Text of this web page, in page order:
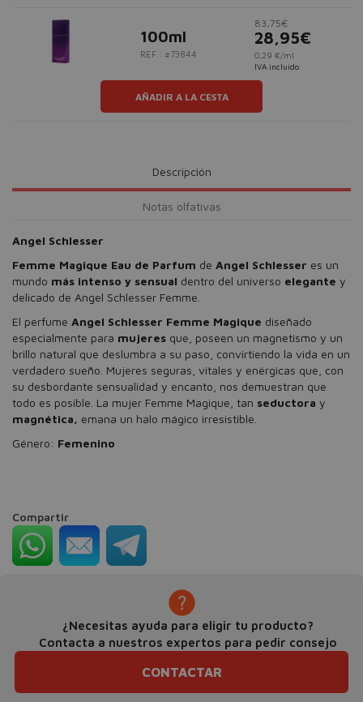
100ml
REF.: #73844
83,75€
28,95€
0,29 €/ml
IVA incluido
AÑADIR A LA CESTA
Descripción
Notas olfativas
Angel Schlesser
Femme Magique Eau de Parfum de Angel Schlesser es un
mundo más intenso y sensual dentro del universo elegante y
delicado de Angel Schlesser Femme.
El perfume Angel Schlesser Femme Magique diseñado
especialmente para mujeres que, poseen un magnetismo y un
brillo natural que deslumbra a su paso, convirtiendo la vida en un
verdadero sueño. Mujeres seguras, vitales y enérgicas que, con
su desbordante sensualidad y encanto, nos demuestran que
todo es posible. La mujer Femme Magique, tan seductora y
magnética, emana un halo mágico irresistible.
Género: Femenino
Compartir
¿Necesitas ayuda para eligir tu producto?
Contacta a nuestros expertos para pedir consejo
CONTACTAR